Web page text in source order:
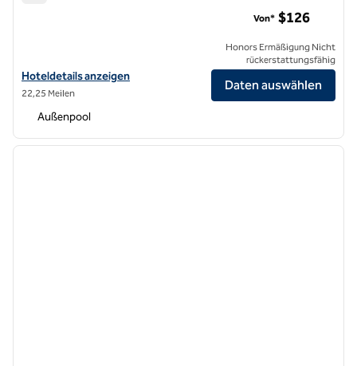
Hoteldetails für DoubleTree by Hilton Hotel San Jose anzeigen
Hoteldetails anzeigen
22,25 Meilen
Von* $126
Honors Ermäßigung Nicht
rückerstattungsfähig
Daten auswählen
Außenpool
1 von 12